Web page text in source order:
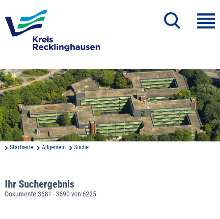
Startseite Allgemein Suche
Ihr Suchergebnis
Dokumente 3681 - 3690 von 6225.